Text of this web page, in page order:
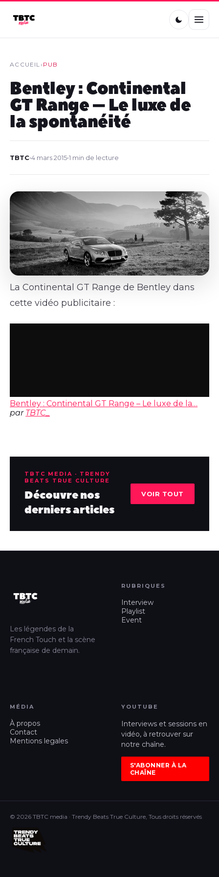
ACCUEIL› PUB
Bentley : Continental
GT Range – Le luxe de
la spontanéité
TBTC•4 mars 2015•1 min de lecture
La Continental GT Range de Bentley dans
cette vidéo publicitaire :
Bentley : Continental GT Range – Le luxe de la…
par TBTC_
TBTC MEDIA · TRENDY
BEATS TRUE CULTURE
Découvre nos
derniers articles
VOIR TOUT
Les légendes de la
French Touch et la scène
française de demain.
RUBRIQUES
Interview
Playlist
Event
MÉDIA
À propos
Contact
Mentions legales
YOUTUBE
Interviews et sessions en
vidéo, à retrouver sur
notre chaîne.
S'ABONNER À LA
CHAÎNE
© 2026 TBTC media · Trendy Beats True Culture, Tous droits réservés